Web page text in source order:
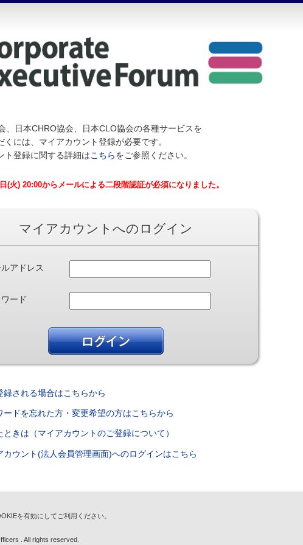
、日本CHRO協会、日本CLO協会の各種サービスを
くには、マイアカウント登録が必要です。
ト登録に関する詳細はこちらをご参照ください。
(火) 20:00からメールによる二段階認証が必須になりました。
マイアカウントへのログイン
ルアドレス
ード
録される場合はこちらから
ードを忘れた方・変更希望の方はこちらから
ときは（マイアカウントのご登録について）
カウント(法人会員管理画面)へのログインはこちら
を有効にしてご利用ください。
. All rights reserved.